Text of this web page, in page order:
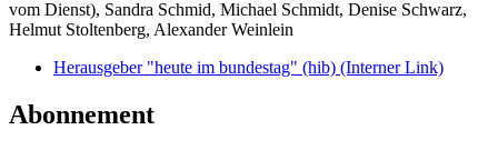
vom Dienst), Sandra Schmid, Michael Schmidt, Denise Schwarz,
Helmut Stoltenberg, Alexander Weinlein
Herausgeber "heute im bundestag" (hib) (Interner Link)
Abonnement